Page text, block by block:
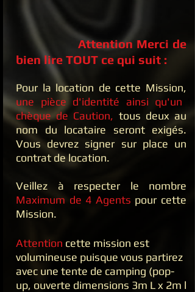
Attention Merci de
bien lire TOUT ce qui suit :
Pour la location de cette Mission,
une pièce d'identité ainsi qu'un
chèque de Caution, tous deux au
nom du locataire seront exigés.
Vous devrez signer sur place un
contrat de location.
Veillez à respecter le nombre
Maximum de 4 Agents pour cette
Mission.
Attention cette mission est
volumineuse puisque vous partirez
avec une tente de camping (pop-
up, ouverte dimensions 3m L x 2m l